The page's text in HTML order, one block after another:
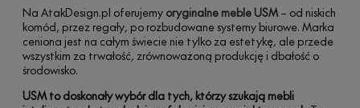
Na AtakDesign.pl oferujemy oryginalne meble USM– od niskich
komód, przez regały, po rozbudowane systemy biurowe. Marka
ceniona jest na całym świecie nie tylko za estetykę, ale przede
wszystkim za trwałość, zrównoważoną produkcję i dbałość o
środowisko.
USM to doskonały wybór dla tych, którzy szukają mebli